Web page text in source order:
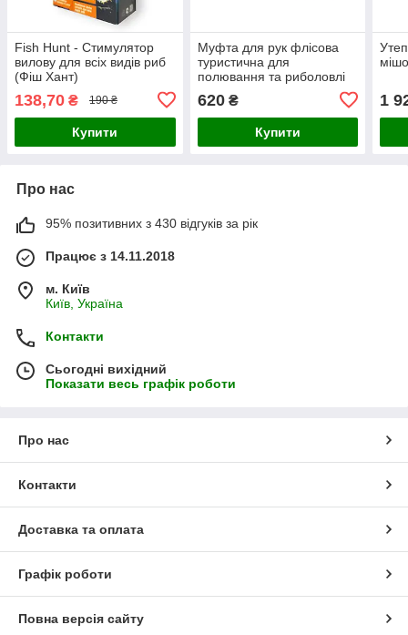
Fish Hunt - Стимулятор
вилову для всіх видів риб
(Фіш Хант)
138,70 ₴ 190 ₴
Купити
Муфта для рук флісова
туристична для
полювання та риболовлі
620₴
Купити
1
Про нас
95% позитивних з 430 відгуків за рік
Працює з 14.11.2018
м. Київ
Київ, Україна
Контакти
Сьогодні вихідний
Показати весь графік роботи
Про нас
Контакти
Доставка та оплата
Графік роботи
Повна версія сайту